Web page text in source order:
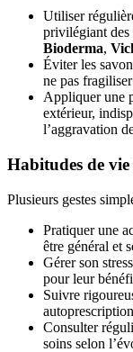
Utiliser
privilégiant des
Bioderma,
Éviter les
ne pas
Appliquer une
extérieur,
l’aggravation
Habitudes de
Plusieurs gestes
Pratiquer une
être général et
Gérer son
pour leur
Suivre
Consulter
soins selon